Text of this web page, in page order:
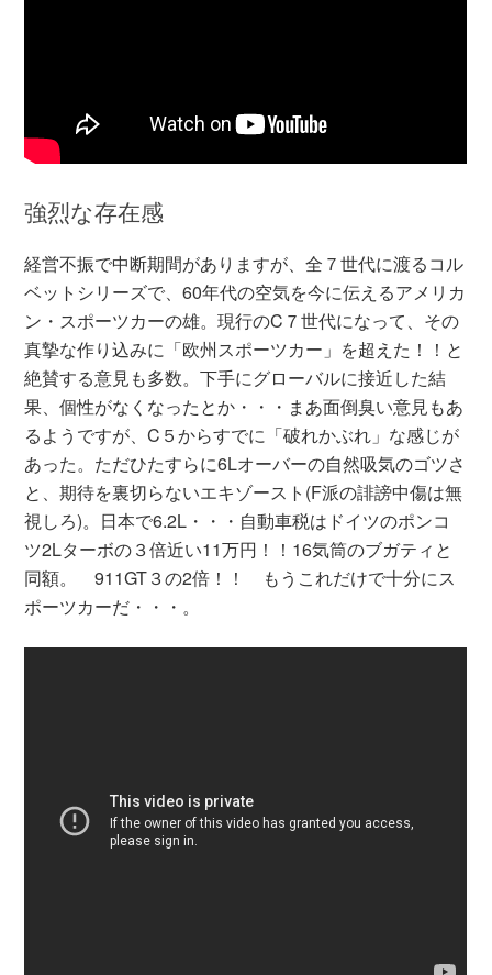
強烈な存在感
経営不振で中断期間がありますが、全７世代に渡るコル
ベットシリーズで、60年代の空気を今に伝えるアメリカ
ン・スポーツカーの雄。現行のC７世代になって、その
真摯な作り込みに「欧州スポーツカー」を超えた！！と
絶賛する意見も多数。下手にグローバルに接近した結
果、個性がなくなったとか・・・まあ面倒臭い意見もあ
るようですが、C５からすでに「破れかぶれ」な感じが
あった。ただひたすらに6Lオーバーの自然吸気のゴツさ
と、期待を裏切らないエキゾースト(F派の誹謗中傷は無
視しろ)。日本で6.2L・・・自動車税はドイツのポンコ
ツ2Lターボの３倍近い11万円！！16気筒のブガティと
同額。 911GT３の2倍！！ もうこれだけで十分にス
ポーツカーだ・・・。